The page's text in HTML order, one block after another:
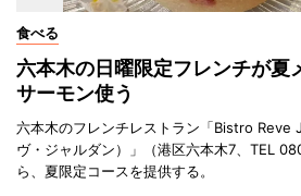
食べる
六本木の日曜限定フレンチが
サーモン使う
六本木のフレンチレストラン「Bistro Reve
ヴ・ジャルダン）」（港区六本木7、TEL
ら、夏限定コースを提供する。